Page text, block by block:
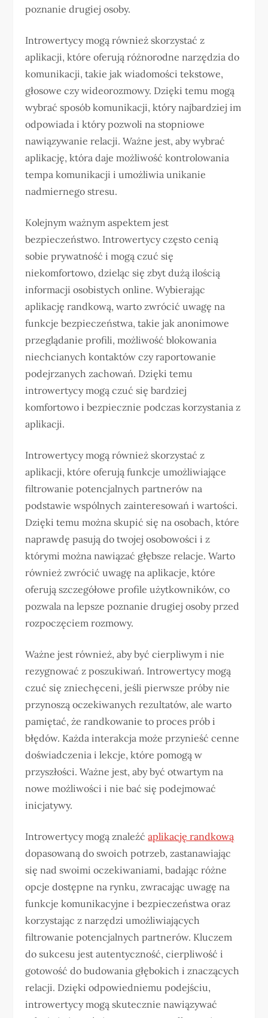
poznanie drugiej osoby.
Introwertycy mogą również skorzystać z
aplikacji, które oferują różnorodne narzędzia do
komunikacji, takie jak wiadomości tekstowe,
głosowe czy wideorozmowy. Dzięki temu mogą
wybrać sposób komunikacji, który najbardziej im
odpowiada i który pozwoli na stopniowe
nawiązywanie relacji. Ważne jest, aby wybrać
aplikację, która daje możliwość kontrolowania
tempa komunikacji i umożliwia unikanie
nadmiernego stresu.
Kolejnym ważnym aspektem jest
bezpieczeństwo. Introwertycy często cenią
sobie prywatność i mogą czuć się
niekomfortowo, dzieląc się zbyt dużą ilością
informacji osobistych online. Wybierając
aplikację randkową, warto zwrócić uwagę na
funkcje bezpieczeństwa, takie jak anonimowe
przeglądanie profili, możliwość blokowania
niechcianych kontaktów czy raportowanie
podejrzanych zachowań. Dzięki temu
introwertycy mogą czuć się bardziej
komfortowo i bezpiecznie podczas korzystania z
aplikacji.
Introwertycy mogą również skorzystać z
aplikacji, które oferują funkcje umożliwiające
filtrowanie potencjalnych partnerów na
podstawie wspólnych zainteresowań i wartości.
Dzięki temu można skupić się na osobach, które
naprawdę pasują do twojej osobowości i z
którymi można nawiązać głębsze relacje. Warto
również zwrócić uwagę na aplikacje, które
oferują szczegółowe profile użytkowników, co
pozwala na lepsze poznanie drugiej osoby przed
rozpoczęciem rozmowy.
Ważne jest również, aby być cierpliwym i nie
rezygnować z poszukiwań. Introwertycy mogą
czuć się zniechęceni, jeśli pierwsze próby nie
przynoszą oczekiwanych rezultatów, ale warto
pamiętać, że randkowanie to proces prób i
błędów. Każda interakcja może przynieść cenne
doświadczenia i lekcje, które pomogą w
przyszłości. Ważne jest, aby być otwartym na
nowe możliwości i nie bać się podejmować
inicjatywy.
Introwertycy mogą znaleźćaplikację randkową
dopasowaną do swoich potrzeb, zastanawiając
się nad swoimi oczekiwaniami, badając różne
opcje dostępne na rynku, zwracając uwagę na
funkcje komunikacyjne i bezpieczeństwa oraz
korzystając z narzędzi umożliwiających
filtrowanie potencjalnych partnerów. Kluczem
do sukcesu jest autentyczność, cierpliwość i
gotowość do budowania głębokich i znaczących
relacji. Dzięki odpowiedniemu podejściu,
introwertycy mogą skutecznie nawiązywać